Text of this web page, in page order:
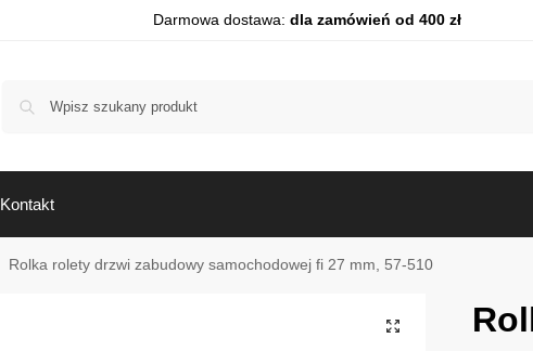
Darmowa dostawa: dla zamówień od 400 zł
Kontakt
Rolka rolety drzwi zabudowy samochodowej fi 27 mm, 57-510